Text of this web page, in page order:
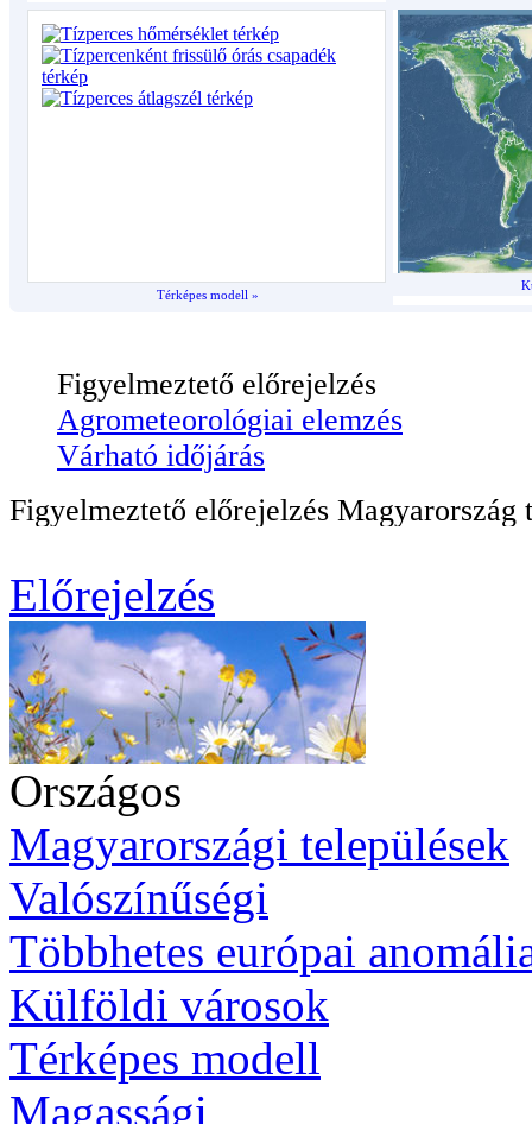
Térképes modell »
Előrejelzés
Országos
Magyarországi települések
Valószínűségi
Többhetes európai
Külföldi városok
Térképes modell
Magassági